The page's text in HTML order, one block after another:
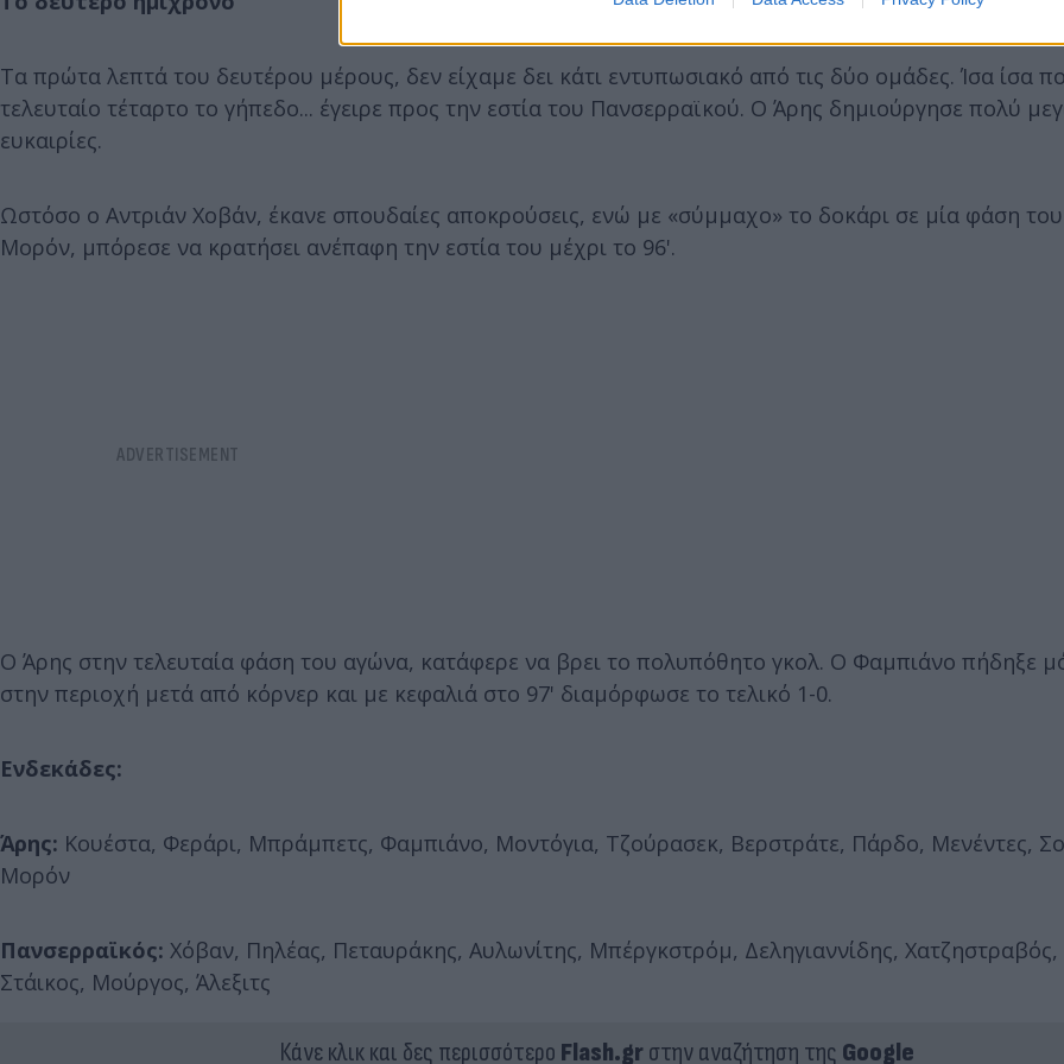
Τα πρώτα λεπτά του δευτέρου μέρους, δεν είχαμε δει κάτι εντυπωσιακό από τις δύο ομάδες. Ίσα ίσα
τελευταίο τέταρτο το γήπεδο... έγειρε προς την εστία του Πανσερραϊκού. Ο Άρης δημιούργησε πολύ
ευκαιρίες.
Ωστόσο ο Αντριάν Χοβάν, έκανε σπουδαίες αποκρούσεις, ενώ με «σύμμαχο» το δοκάρι σε μία φάση
Μορόν, μπόρεσε να κρατήσει ανέπαφη την εστία του μέχρι το 96'.
Ο Άρης στην τελευταία φάση του αγώνα, κατάφερε να βρει το πολυπόθητο γκολ. Ο Φαμπιάνο πήδηξε
στην περιοχή μετά από κόρνερ και με κεφαλιά στο 97' διαμόρφωσε το τελικό 1-0.
Ενδεκάδες:
Άρης: Κουέστα, Φεράρι, Μπράμπετς, Φαμπιάνο, Μοντόγια, Τζούρασεκ, Βερστράτε, Πάρδο, Μενέντες,
Μορόν
Πανσερραϊκός: Χόβαν, Πηλέας, Πεταυράκης, Αυλωνίτης, Μπέργκστρόμ, Δεληγιαννίδης,
Στάικος, Μούργος, Άλεξιτς
Κάνε κλικ και δες περισσότερο Flash.grστην αναζήτηση της Google